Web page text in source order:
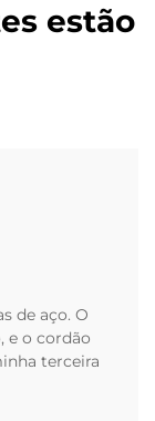
estão
de aço. O
e o cordão
terceira